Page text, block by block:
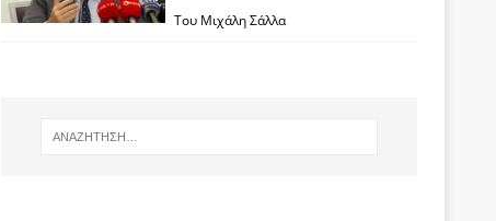
Του Μιχάλη Σάλλα